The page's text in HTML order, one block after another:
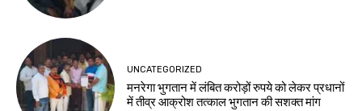
UNCATEGORIZED
मनरेगा भुगतान में लंबित करोड़ों रुपये को लेकर प्रधानों
में तीव्र आक्रोश तत्काल भुगतान की सशक्त मांग